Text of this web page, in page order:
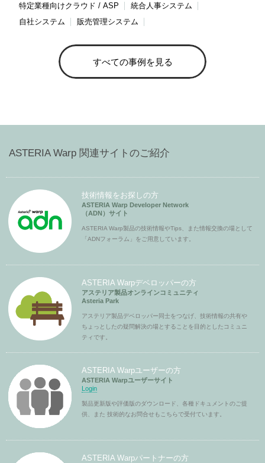
特定業種向けクラウド / ASP
統合人事システム
自社システム
販売管理システム
すべての事例を見る
ASTERIA Warp 関連サイトのご紹介
技術情報をお探しの方
ASTERIA Warp Developer Network
（ADN）サイト
ASTERIA Warp製品の技術情報やTips、また情報交換の場として
「ADNフォーラム」をご用意しています。
ASTERIA Warpデベロッパーの方
アステリア製品オンラインコミュニティ
Asteria Park
アステリア製品デベロッパー同士をつなげ、技術情報の共有や
ちょっとしたの疑問解決の場とすることを目的としたコミュニ
ティです。
ASTERIA Warpユーザーの方
ASTERIA Warpユーザーサイト
Login
製品更新版や評価版のダウンロード、各種ドキュメントのご提
供、また 技術的なお問合せもこちらで受付ています。
ASTERIA Warpパートナーの方